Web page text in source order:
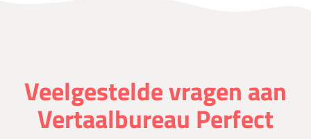
Veelgestelde vragen aan
Vertaalbureau Perfect